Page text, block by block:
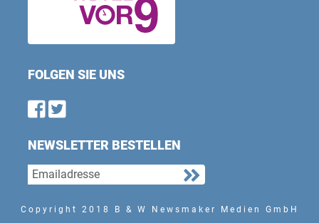
FOLGEN SIE UNS
Find us on Facebook
Follow us on Twitter
NEWSLETTER BESTELLEN
Copyright 2018 B & W Newsmaker Medien GmbH